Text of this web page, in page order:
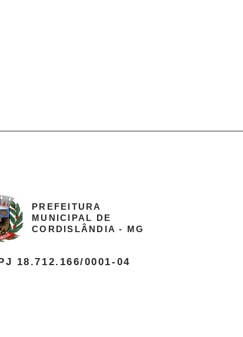
PREFEITURA
MUNICIPAL DE
CORDISLÂNDIA - MG
18.712.166/0001-04